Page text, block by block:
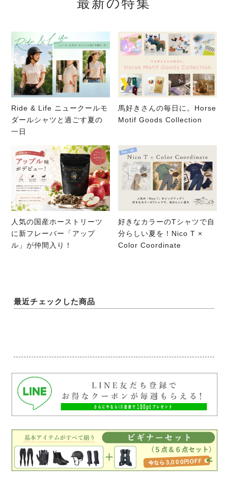
最新の特集
Ride & Life ニュークールモ
ダールシャツと過ごす夏の
一日
馬好きさんの毎日に。Horse
Motif Goods Collection
人気の国産ホーストリーツ
に新フレーバー「アップ
ル」が仲間入り！
好きなカラーのTシャツで自
分らしい夏を！Nico T ×
Color Coordinate
最近チェックした商品